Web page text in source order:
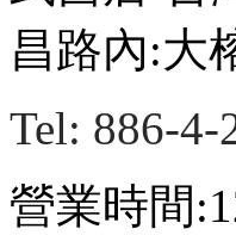
昌路內:大
Tel: 886-4-
營業時間